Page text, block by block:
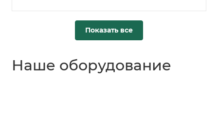
Показать все
Наше оборудование